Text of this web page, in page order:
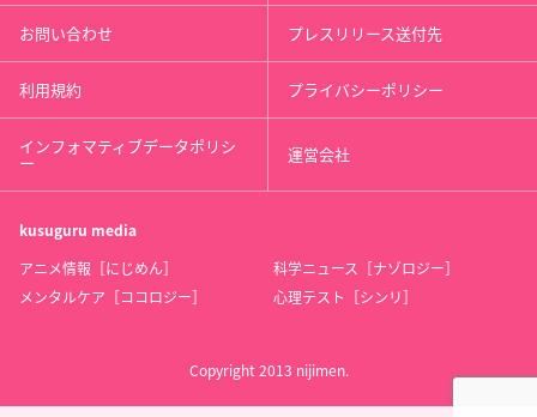
お問い合わせ プレスリリース送付先
利用規約 プライバシーポリシー
インフォマティブデータポリシ
ー 運営会社
kusuguru media
アニメ情報［にじめん］
科学ニュース［ナゾロジー］
メンタルケア［ココロジー］
心理テスト［シンリ］
Copyright 2013 nijimen.